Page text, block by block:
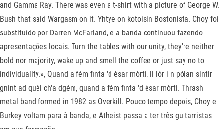
and Gamma Ray. There was even a t-shirt with a picture of George W.
Bush that said Wargasm on it. Yhtye on kotoisin Bostonista. Choy foi
substituído por Darren McFarland, e a banda continuou fazendo
apresentações locais. Turn the tables with our unity, they're neither
bold nor majority, wake up and smell the coffee or just say no to
individuality.», Quand a fém finta 'd èsar mòrti, lì lór i n pólan sintìr
gnint ad quél ch'a dgém, quand a fém finta 'd èsar mòrti. Thrash
metal band formed in 1982 as Overkill. Pouco tempo depois, Choy e
Burkey voltam para à banda, e Atheist passa a ter três guitarristas